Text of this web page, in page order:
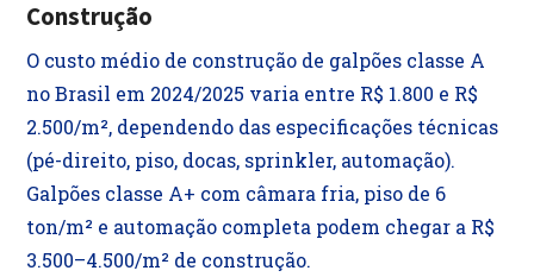
Construção
O custo médio de construção de galpões classe A
no Brasil em 2024/2025 varia entre R$ 1.800 e R$
2.500/m², dependendo das especificações técnicas
(pé-direito, piso, docas, sprinkler, automação).
Galpões classe A+ com câmara fria, piso de 6
ton/m² e automação completa podem chegar a R$
3.500–4.500/m² de construção.